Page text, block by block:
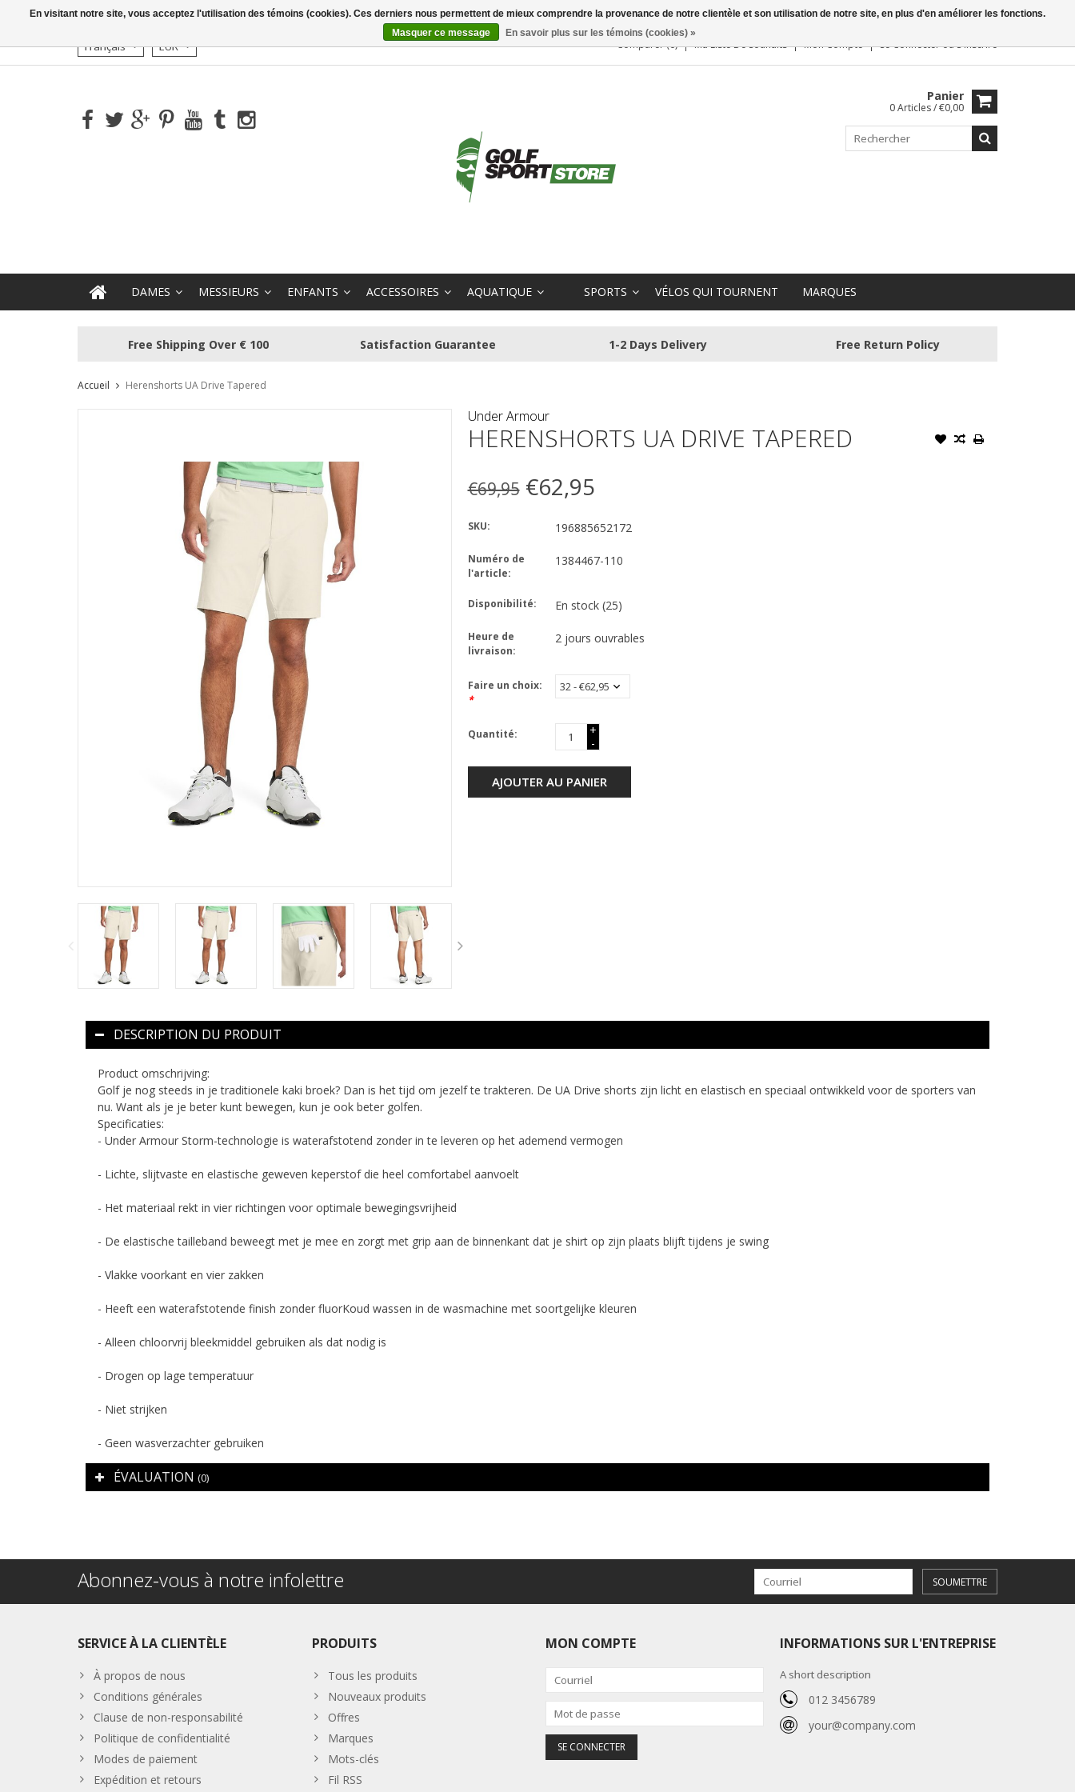
Français EUR Comparer (0) Ma Liste De Souhaits Mon Compte Se ConnecterouS'inscrire
Panier
0 Articles / €0,00
DAMES MESSIEURS ENFANTS ACCESSOIRES AQUATIQUE SPORTS VÉLOS QUI TOURNENT MARQUES
Free Shipping Over € 100 Satisfaction Guarantee 1-2 Days Delivery Free Return Policy
Accueil Herenshorts UA Drive Tapered
Under Armour
HERENSHORTS UA DRIVE TAPERED
€69,95 €62,95
SKU: 196885652172
Numéro de
l'article:
1384467-110
Disponibilité: En stock (25)
Heure de
livraison:
2 jours ouvrables
Faire un choix:
*
Quantité:
+
-
AJOUTER AU PANIER
DESCRIPTION DU PRODUIT
Product omschrijving:
Golf je nog steeds in je traditionele kaki broek? Dan is het tijd om jezelf te trakteren. De UA Drive shorts zijn licht en elastisch en speciaal ontwikkeld voor de sporters van
nu. Want als je je beter kunt bewegen, kun je ook beter golfen.
Specificaties:
- Under Armour Storm-technologie is waterafstotend zonder in te leveren op het ademend vermogen
- Lichte, slijtvaste en elastische geweven keperstof die heel comfortabel aanvoelt
- Het materiaal rekt in vier richtingen voor optimale bewegingsvrijheid
- De elastische tailleband beweegt met je mee en zorgt met grip aan de binnenkant dat je shirt op zijn plaats blijft tijdens je swing
- Vlakke voorkant en vier zakken
- Heeft een waterafstotende finish zonder fluorKoud wassen in de wasmachine met soortgelijke kleuren
- Alleen chloorvrij bleekmiddel gebruiken als dat nodig is
- Drogen op lage temperatuur
- Niet strijken
- Geen wasverzachter gebruiken
ÉVALUATION (0)
Abonnez-vous à notre infolettre SOUMETTRE
SERVICE À LA CLIENTÈLE
À propos de nous
Conditions générales
Clause de non-responsabilité
Politique de confidentialité
Modes de paiement
Expédition et retours
PRODUITS
Tous les produits
Nouveaux produits
Offres
Marques
Mots-clés
Fil RSS
MON COMPTE INFORMATIONS SUR L'ENTREPRISE
A short description
012 3456789
your@company.com
En visitant notre site, vous acceptez l'utilisation des témoins (cookies). Ces derniers nous permettent de mieux comprendre la provenance de notre clientèle et son utilisation de notre site, en plus d'en améliorer les fonctions.
Masquer ce message
En savoir plus sur les témoins (cookies) »